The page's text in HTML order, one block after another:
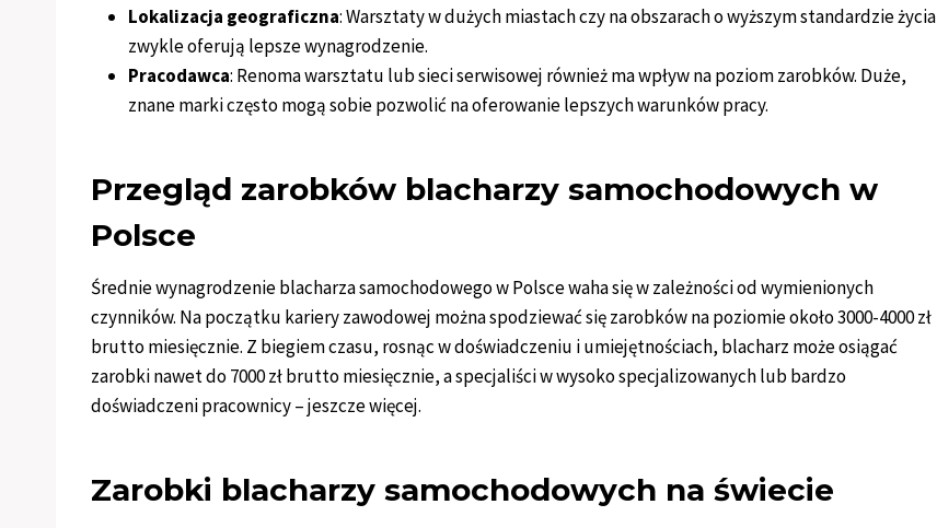
Lokalizacja geograficzna: Warsztaty w dużych miastach czy na obszarach o wyższym standardzie życia
zwykle oferują lepsze wynagrodzenie.
Pracodawca: Renoma warsztatu lub sieci serwisowej również ma wpływ na poziom zarobków. Duże,
znane marki często mogą sobie pozwolić na oferowanie lepszych warunków pracy.
Przegląd zarobków blacharzy samochodowych w
Polsce
Średnie wynagrodzenie blacharza samochodowego w Polsce waha się w zależności od wymienionych
czynników. Na początku kariery zawodowej można spodziewać się zarobków na poziomie około 3000-4000 zł
brutto miesięcznie. Z biegiem czasu, rosnąc w doświadczeniu i umiejętnościach, blacharz może osiągać
zarobki nawet do 7000 zł brutto miesięcznie, a specjaliści w wysoko specjalizowanych lub bardzo
doświadczeni pracownicy – jeszcze więcej.
Zarobki blacharzy samochodowych na świecie